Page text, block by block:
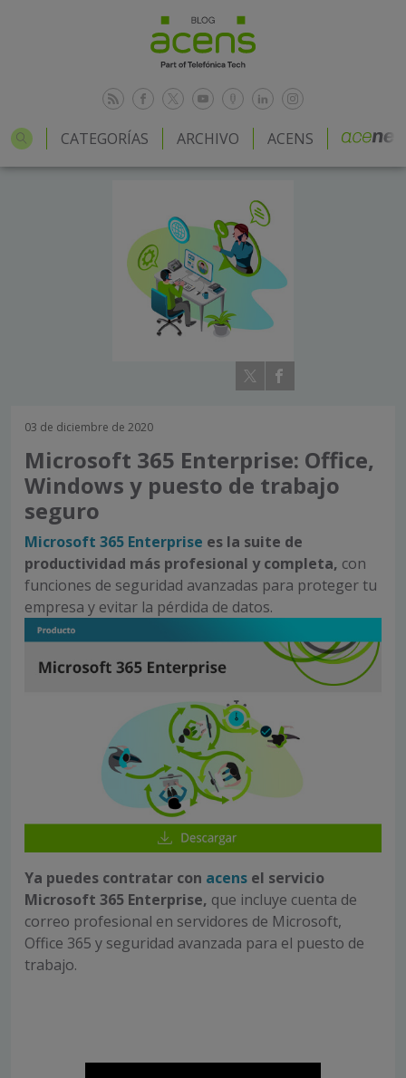
CATEGORÍAS ARCHIVO ACENS
03 de diciembre de 2020
Microsoft 365 Enterprise: Office,
Windows y puesto de trabajo
seguro
Microsoft 365 Enterprise es la suite de
productividad más profesional y completa, con
funciones de seguridad avanzadas para proteger tu
empresa y evitar la pérdida de datos.
Ya puedes contratar con acens el servicio
Microsoft 365 Enterprise, que incluye cuenta de
correo profesional en servidores de Microsoft,
Office 365 y seguridad avanzada para el puesto de
trabajo.